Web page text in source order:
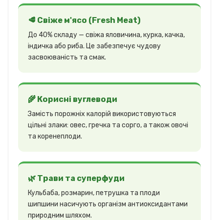
🥩 Свіже м'ясо (Fresh Meat)
До 40% складу — свіжа яловичина, курка, качка,
індичка або риба. Це забезпечує чудову
засвоюваність та смак.
🌾 Корисні вуглеводи
Замість порожніх калорій використовуються
цільні злаки: овес, гречка та сорго, а також овочі
та коренеплоди.
🌿 Трави та суперфуди
Кульбаба, розмарин, петрушка та плоди
шипшини насичують організм антиоксидантами
природним шляхом.